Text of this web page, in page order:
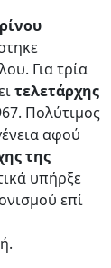
Για τρία
τελετάρχης
Πολύτιμος
αφού
της
υπήρξε
επί